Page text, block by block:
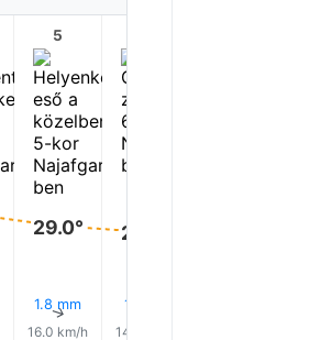
5
29.0°
1.8 mm
↑
16.0 km/h
29.0°
1.1 mm
14.0 km/h